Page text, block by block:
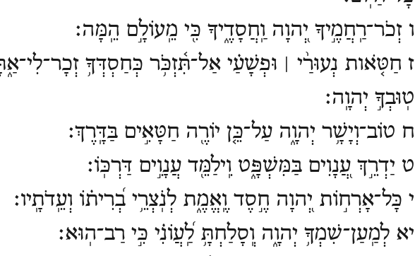
ו זְכֹר־רַֽחֲמֶ֣יךָ יְ֭הוָה וַֽחֲסָדֶ֑יךָ כִּ֖י מֵֽעוֹלָ֣ם הֵֽמָּה׃
ז חַטֹּ֤אות נְעוּרַ֨י ׀ וּפְשָׁעַ֗י אַל־תִּ֫זְכֹּ֥ר כְּחַסְדְּךָ֥
טֽוּבְךָ֣ יְהוָֽה׃
ח טוֹב־וְיָשָׁ֥ר יְהוָ֑ה עַל־כֵּ֤ן יוֹרֶ֖ה חַטָּאִ֣ים בַּדָּֽרֶךְ׃
ט יַדְרֵ֣ךְ עֲ֭נָוִים בַּמִּשְׁפָּ֑ט וִֽילַמֵּ֖ד עֲנָוִ֣ים דַּרְכּֽוֹ׃
י כָּל־אָרְח֣וֹת יְ֭הוָה חֶ֣סֶד וֶֽאֱמֶ֑ת לְנֹֽצְרֵ֥י בְ֝רִית֗וֹ וְעֵֽדֹתָֽיו׃
יא לְמַֽעַן־שִׁמְךָ֥ יְהוָ֑ה וְֽסָלַחְתָּ֥ לַֽ֝עֲו͏ֹנִ֗י כִּ֣י רַב־הֽוּא׃